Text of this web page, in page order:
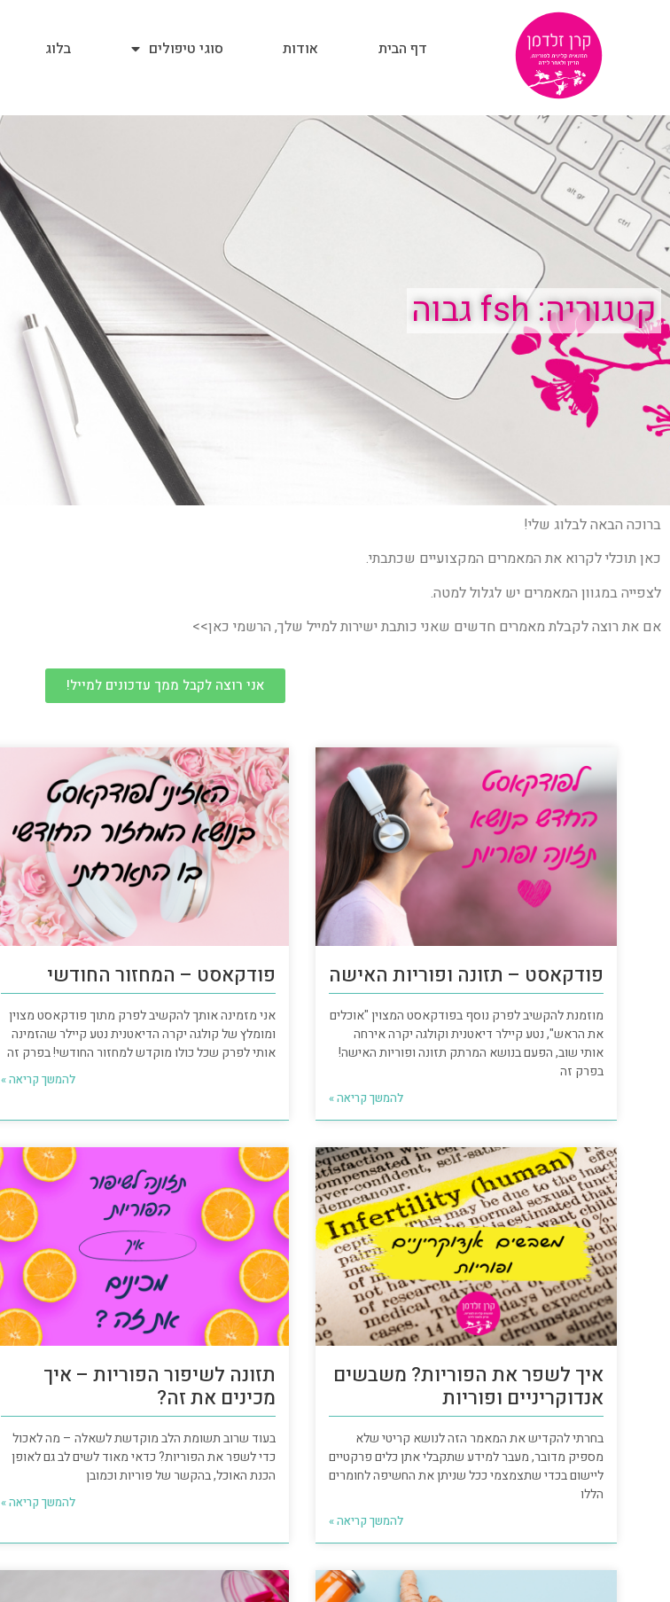
דף הבית אודות סוגי טיפולים בלוג
קטגוריה: fsh גבוה
ברוכה הבאה לבלוג שלי!
כאן תוכלי לקרוא את המאמרים המקצועיים שכתבתי.
לצפייה במגוון המאמרים יש לגלול למטה.
אם את רוצה לקבלת מאמרים חדשים שאני כותבת ישירות למייל שלך, הרשמי כאן>>
אני רוצה לקבל ממך עדכונים למייל!
פודקאסט – תזונה ופוריות האישה
מוזמנת להקשיב לפרק נוסף בפודקאסט המצוין "אוכלים
את הראש", נטע קיילר דיאטנית וקולגה יקרה אירחה
אותי שוב, הפעם בנושא המרתק תזונה ופוריות האישה!
בפרק זה
להמשך קריאה »
פודקאסט – המחזור החודשי
אני מזמינה אותך להקשיב לפרק מתוך פודקאסט מצוין
ומומלץ של קולגה יקרה הדיאטנית נטע קיילר שהזמינה
אותי לפרק שכל כולו מוקדש למחזור החודשי! בפרק זה
להמשך קריאה »
איך לשפר את הפוריות? משבשים
אנדוקריניים ופוריות
בחרתי להקדיש את המאמר הזה לנושא קריטי שלא
מספיק מדובר, מעבר למידע שתקבלי אתן כלים פרקטיים
ליישום בכדי שתצמצמי ככל שניתן את החשיפה לחומרים
הללו
להמשך קריאה »
תזונה לשיפור הפוריות – איך
מכינים את זה?
בעוד שרוב תשומת הלב מוקדשת לשאלה – מה לאכול
כדי לשפר את הפוריות? כדאי מאוד לשים לב גם לאופן
הכנת האוכל, בהקשר של פוריות וכמובן
להמשך קריאה »